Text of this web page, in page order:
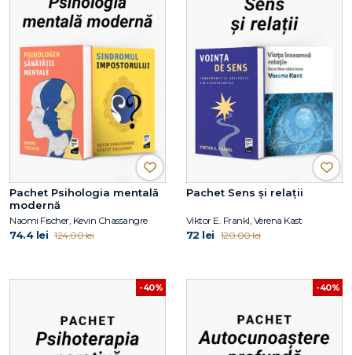
Pachet Psihologia mentală
modernă
Naomi Fischer, Kevin Chassangre
74.4 lei 124.00 lei
Pachet Sens și relații
Viktor E. Frankl, Verena Kast
72 lei 120.00 lei
-40% -40%